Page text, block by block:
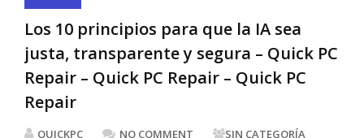
Los 10 principios para que la IA sea
justa, transparente y segura – Quick PC
Repair – Quick PC Repair – Quick PC
Repair
QUICKPC NO COMMENT SIN CATEGORÍA